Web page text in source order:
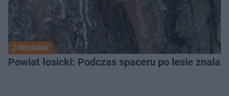
Z REGIONU